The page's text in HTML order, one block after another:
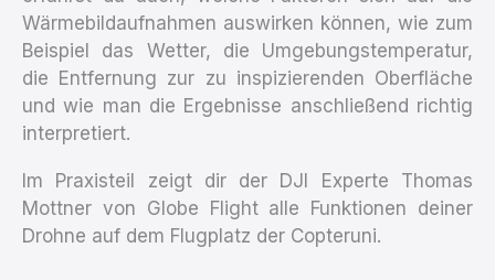
Wärmebildaufnahmen auswirken können, wie zum
Beispiel das Wetter, die Umgebungstemperatur,
die Entfernung zur zu inspizierenden Oberfläche
und wie man die Ergebnisse anschließend richtig
interpretiert.
Im Praxisteil zeigt dir der DJI Experte Thomas
Mottner von Globe Flight alle Funktionen deiner
Drohne auf dem Flugplatz der Copteruni.